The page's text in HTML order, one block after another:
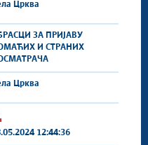
Црква
ЗА ПРИЈАВУ
И СТРАНИХ
Црква
12:44:36